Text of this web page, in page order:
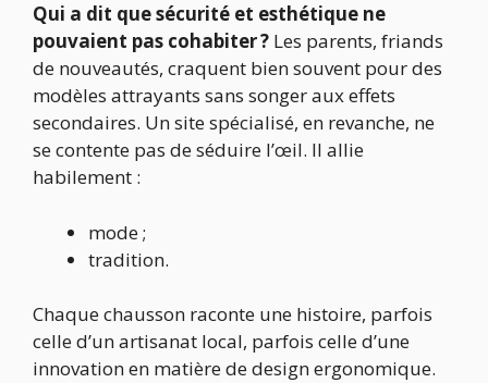
Qui a dit que sécurité et esthétique ne
pouvaient pas cohabiter ? Les parents, friands
de nouveautés, craquent bien souvent pour des
modèles attrayants sans songer aux effets
secondaires. Un site spécialisé, en revanche, ne
se contente pas de séduire l’œil. Il allie
habilement :
mode ;
tradition.
Chaque chausson raconte une histoire, parfois
celle d’un artisanat local, parfois celle d’une
innovation en matière de design ergonomique.